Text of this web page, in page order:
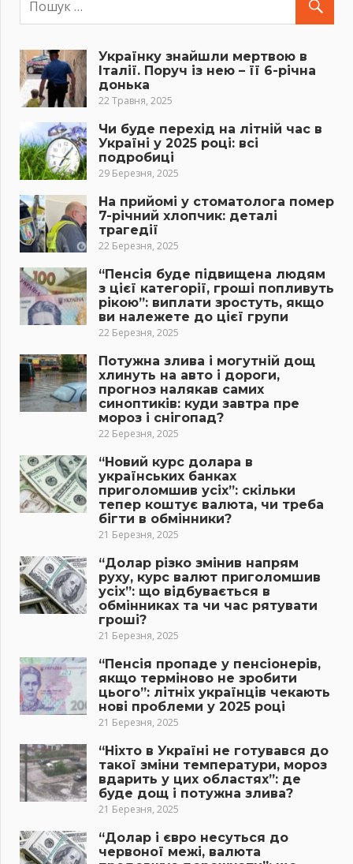
Українку знайшли мертвою в
Італії. Поруч із нею – її 6-річна
донька
22 Травня, 2025
Чи буде перехід на літній час в
Україні у 2025 році: всі
подробиці
29 Березня, 2025
На прийомі у стоматолога помер
7-річний хлопчик: деталі
трагедії
22 Березня, 2025
“Пенсія буде підвищена людям
з цієї категорії, гроші попливуть
рікою”: виплати зростуть, якщо
ви належете до цієї групи
22 Березня, 2025
Потужна злива і могутній дощ
хлинуть на авто і дороги,
прогноз налякав самих
синоптиків: куди завтра пре
мороз і снігопад?
22 Березня, 2025
“Новий курс долара в
українських банках
приголомшив усіх”: скільки
тепер коштує валюта, чи треба
бігти в обмінники?
21 Березня, 2025
“Долар різко змінив напрям
руху, курс валют приголомшив
усіх”: що відбувається в
обмінниках та чи час рятувати
гроші?
21 Березня, 2025
“Пенсія пропаде у пенсіонерів,
якщо терміново не зробити
цього”: літніх українців чекають
нові проблеми у 2025 році
21 Березня, 2025
“Ніхто в Україні не готувався до
такої зміни температури, мороз
вдарить у цих областях”: де
буде дощ і потужна злива?
21 Березня, 2025
“Долар і євро несуться до
червоної межі, валюта